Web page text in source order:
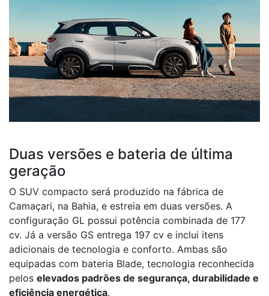
Duas versões e bateria de última
geração
O SUV compacto será produzido na fábrica de
Camaçari, na Bahia, e estreia em duas versões. A
configuração GL possui potência combinada de 177
cv. Já a versão GS entrega 197 cv e inclui itens
adicionais de tecnologia e conforto. Ambas são
equipadas com bateria Blade, tecnologia reconhecida
pelos elevados padrões de segurança, durabilidade e
eficiência energética.